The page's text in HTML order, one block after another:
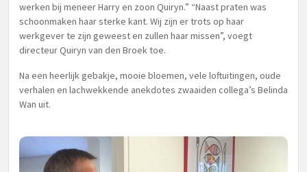
werken bij meneer Harry en zoon Quiryn.” “Naast praten was
schoonmaken haar sterke kant. Wij zijn er trots op haar
werkgever te zijn geweest en zullen haar missen”, voegt
directeur Quiryn van den Broek toe.
Na een heerlijk gebakje, mooie bloemen, vele loftuitingen, oude
verhalen en lachwekkende anekdotes zwaaiden collega’s Belinda
Wan uit.